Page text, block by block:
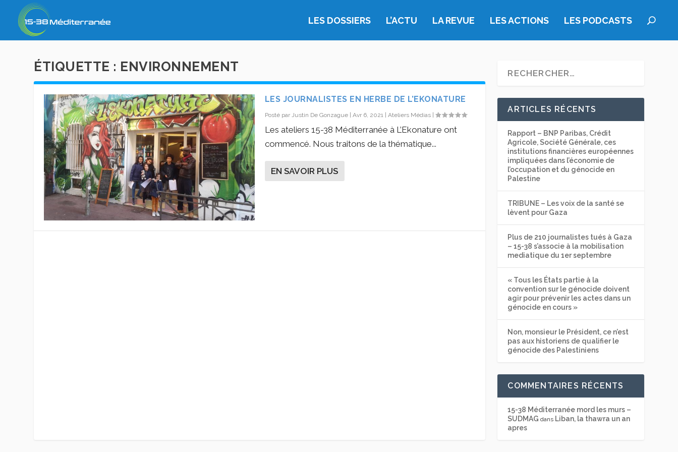
LES DOSSIERS L’ACTU LA REVUE LES ACTIONS LES PODCASTS
ÉTIQUETTE : ENVIRONNEMENT
LES JOURNALISTES EN HERBE DE L’EKONATURE
Posté par Justin De Gonzague| Avr 6, 2021| Ateliers Médias|
Les ateliers 15-38 Méditerranée à L’Ekonature ont
commencé. Nous traitons de la thématique...
EN SAVOIR PLUS
ARTICLES RÉCENTS
Rapport – BNP Paribas, Crédit
Agricole, Société Générale, ces
institutions financières européennes
impliquées dans l’économie de
l’occupation et du génocide en
Palestine
TRIBUNE – Les voix de la santé se
lèvent pour Gaza
Plus de 210 journalistes tués à Gaza
– 15-38 s’associe à la mobilisation
mediatique du 1er septembre
« Tous les États partie à la
convention sur le génocide doivent
agir pour prévenir les actes dans un
génocide en cours »
Non, monsieur le Président, ce n’est
pas aux historiens de qualifier le
génocide des Palestiniens
COMMENTAIRES RÉCENTS
15-38 Méditerranée mord les murs –
SUDMAG dans Liban, la thawra un an
apres